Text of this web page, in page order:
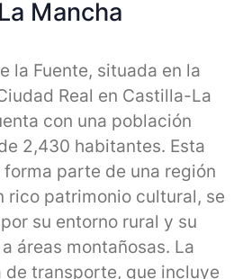
Mancha
la Fuente, situada en la
Real en Castilla-La
con una población
2,430 habitantes. Esta
parte de una región
rico patrimonio cultural, se
su entorno rural y su
áreas montañosas. La
transporte, que incluye